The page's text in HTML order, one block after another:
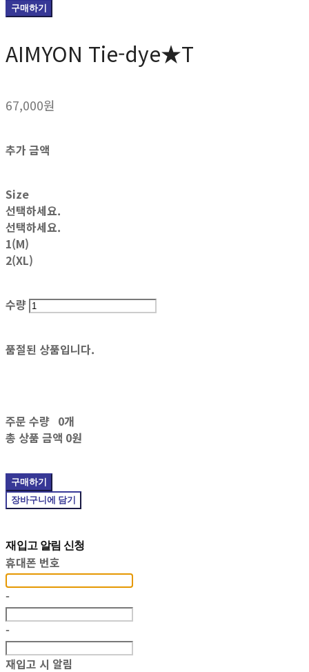
구매하기
AIMYON Tie-dye★T
67,000원
추가 금액
Size
선택하세요.
선택하세요.
1(M)
2(XL)
수량
품절된 상품입니다.
주문 수량 0개
총 상품 금액 0원
구매하기
장바구니에 담기
재입고 알림 신청
휴대폰 번호
-
-
재입고 시 알림